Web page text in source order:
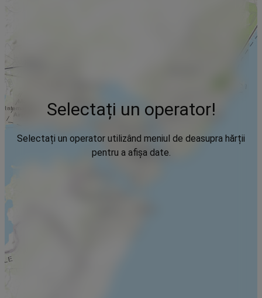
Selectați un operator!
Selectați un operator utilizând meniul de deasupra hărții
pentru a afișa date.